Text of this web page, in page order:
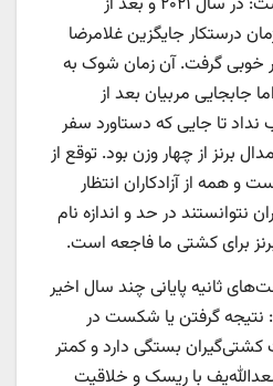
درستکار جایگزین غلامرضا
خوبی گرفت. آن زمان شوک به
جابجایی مربیان بعد از
جواب نداد تا جایی که دستاورد سفر
برنز از چهار وزن بود. توقع از
و همه از آزادکاران انتظار
نتوانستند در حد و اندازه نام
برای کشتی ما فاجعه است.
ثانیه پایانی چند سال اخیر
نتیجه گرفتن یا شکست در
کشتی‌گیران بستگی دارد و کمتر
با ریسک و خلاقیت